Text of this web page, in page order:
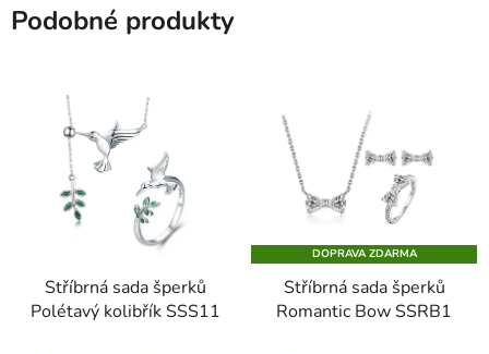
Podobné produkty
Stříbrná sada šperků
Polétavý kolibřík SSS11
DOPRAVA ZDARMA
Stříbrná sada šperků
Romantic Bow SSRB1